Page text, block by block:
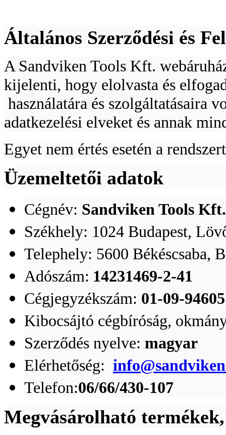
Általános Szerződési és
A Sandviken Tools Kft.
kijelenti, hogy elolvasta és
használatára és szolgáltatásaira
adatkezelési elveket és annak
Egyet nem értés esetén a
Üzemeltetői adatok
Cégnév: Sandviken Tools Kft.
Székhely: 1024 Budapest,
Telephely: 5600 Békéscsaba,
Adószám: 14231469-2-41
Cégjegyzékszám: 01-09-
Kibocsájtó cégbíróság,
Szerződés nyelve: magyar
Elérhetőség:
Telefon:06/66/430-107
Megvásárolható